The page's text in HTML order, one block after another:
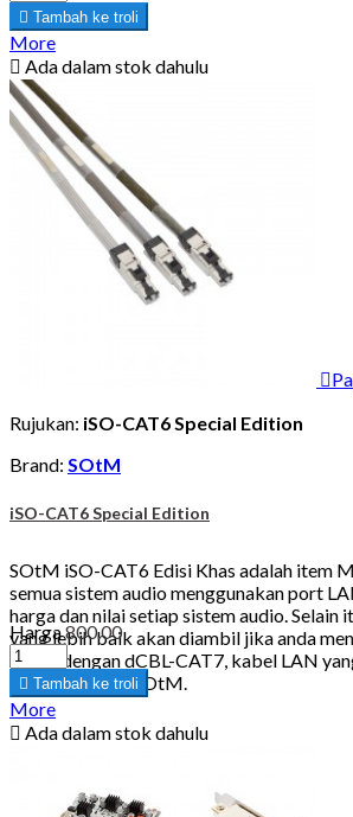
 Tambah ke troli
More
 Ada dalam stok dahulu

Rujukan: iSO-CAT6 Special Edition
Brand: SOtM
iSO-CAT6 Special Edition
SOtM iSO-CAT6 Edisi Khas adalah item
semua sistem audio menggunakan port
harga dan nilai setiap sistem audio. Selain
yang lebih baik akan diambil jika anda
CAT6 dengan dCBL-CAT7, kabel LAN
teknologi khas SOtM.
Harga800.00
 Tambah ke troli
More
 Ada dalam stok dahulu